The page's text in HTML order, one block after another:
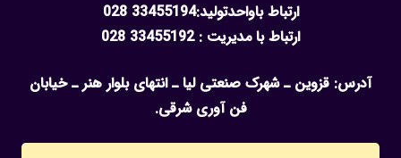
ارتباط باواحدتولید:33455194 028
ارتباط با مدیریت : 33455192 028
آدرس: قزوین ـ شهرک صنعتی لیا ـ انتهای بلوار هنر ـ خیابان
فن آوری شرقی.